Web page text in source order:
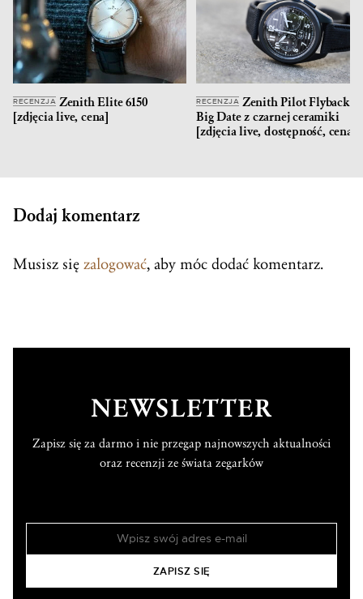
RECENZJA Zenith Elite 6150
[zdjęcia live, cena]
RECENZJA Zenith Pilot Flyback
Big Date z czarnej ceramiki
[zdjęcia live, dostępność, cena]
Dodaj komentarz
Musisz się zalogować, aby móc dodać komentarz.
NEWSLETTER
Zapisz się za darmo i nie przegap najnowszych aktualności
oraz recenzji ze świata zegarków